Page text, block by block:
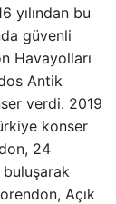
yılından bu
güvenli
Havayolları
Antik
verdi. 2019
konser
24
buluşarak
Açık